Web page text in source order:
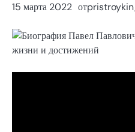
15 марта 2022 отpristroykin_